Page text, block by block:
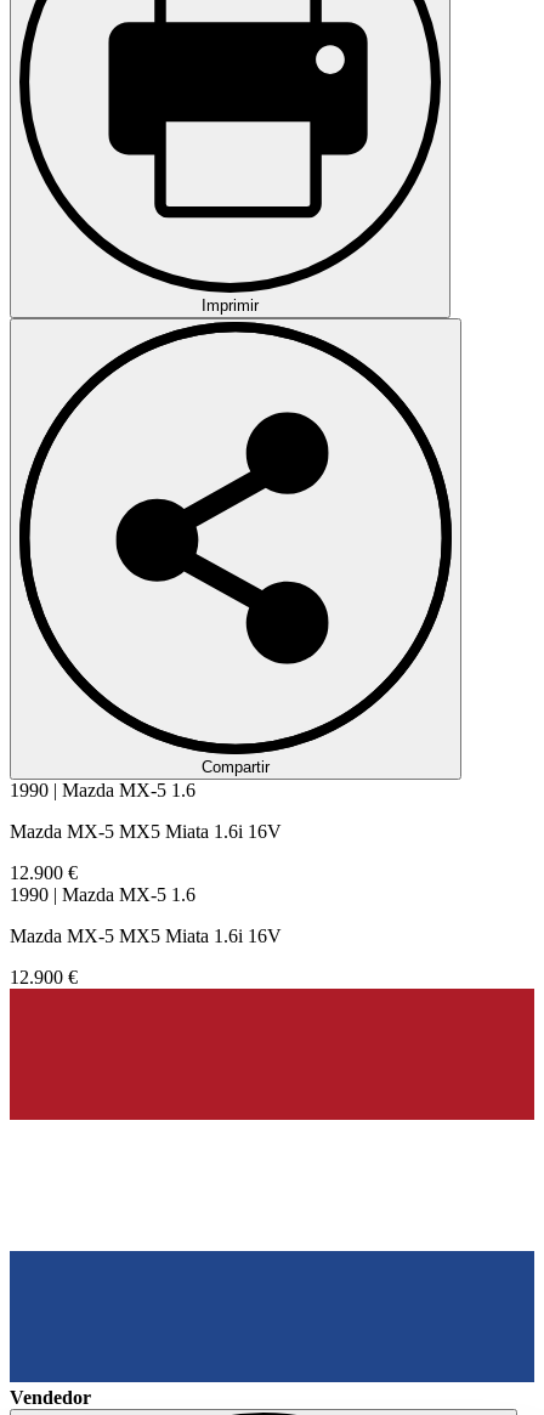
Imprimir
Compartir
1990 | Mazda MX-5 1.6
Mazda MX-5 MX5 Miata 1.6i 16V
12.900 €
1990 | Mazda MX-5 1.6
Mazda MX-5 MX5 Miata 1.6i 16V
12.900 €
Vendedor